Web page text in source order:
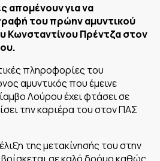
απομένουν για να
του πρώην αμυντικού
Κωνσταντίνου Πρέντζα στον
πληροφορίες του
αμυντικός που έμεινε
Λούρου έχει φτάσει σε
την καριέρα του στον ΠΑΣ
της μετακίνησής του στην